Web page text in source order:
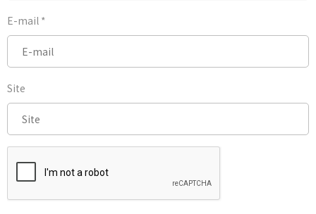
E-mail *
Site